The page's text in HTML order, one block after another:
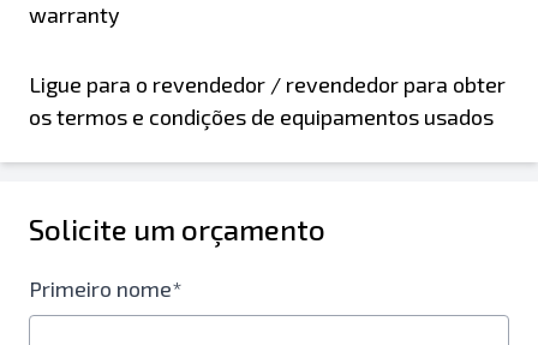
warranty
Ligue para o revendedor / revendedor para obter
os termos e condições de equipamentos usados
Solicite um orçamento
Primeiro nome*